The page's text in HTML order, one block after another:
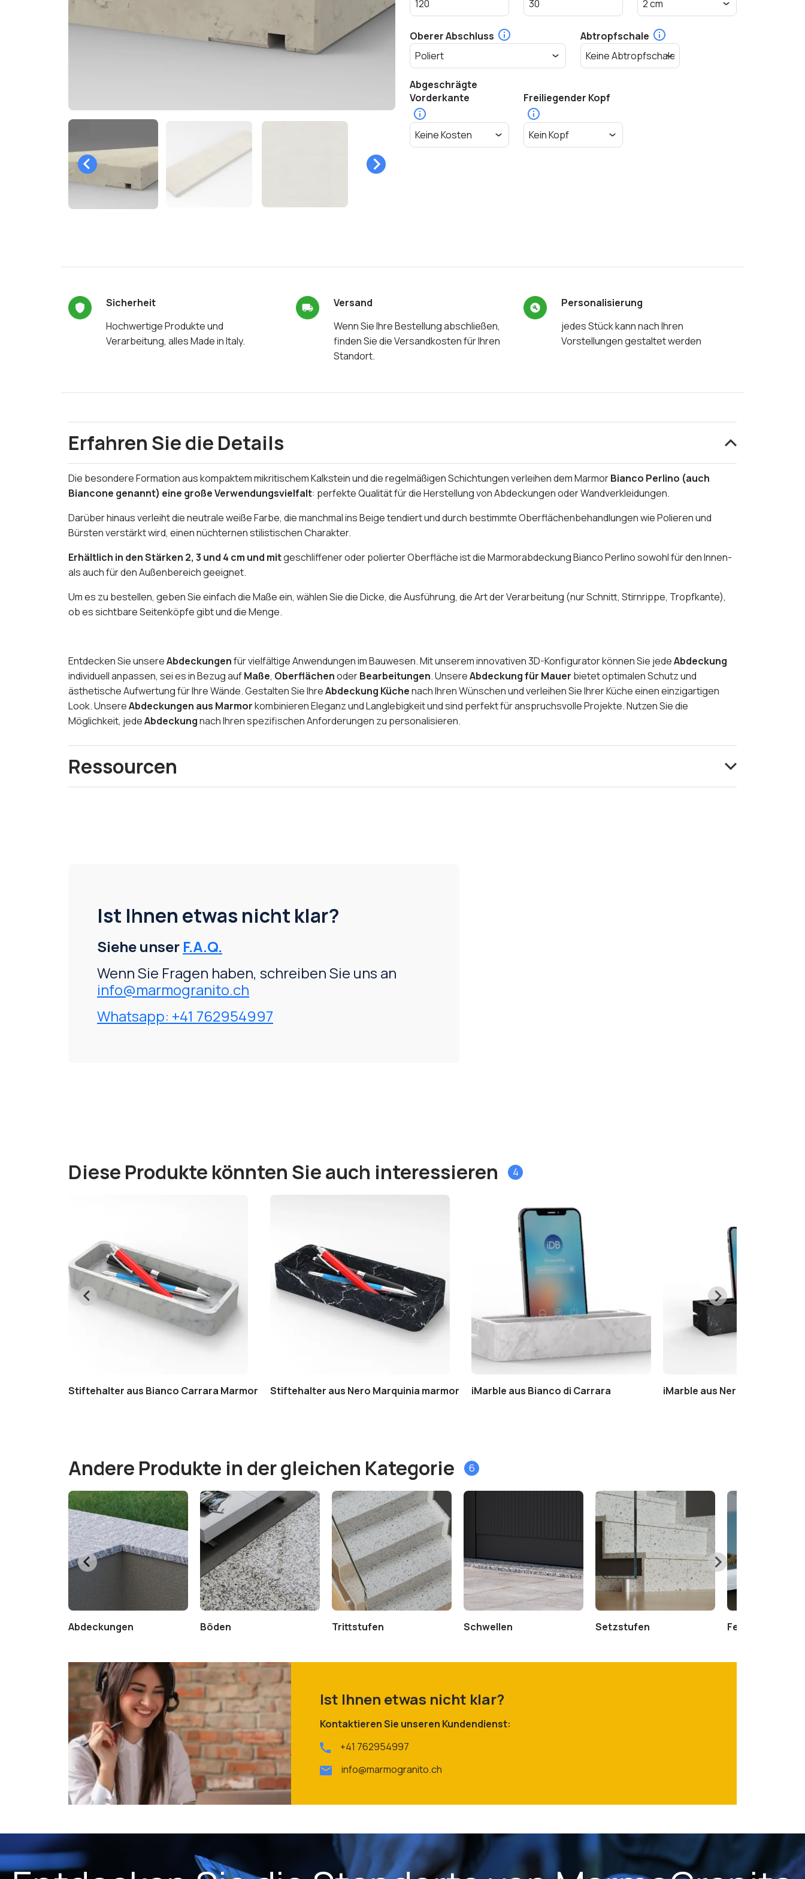
Oberer Abschluss Abtropfschale
Abgeschrägte
Vorderkante
Freiliegender Kopf
Sicherheit
Hochwertige Produkte und
Verarbeitung, alles Made in Italy.
Versand
Wenn Sie Ihre Bestellung abschließen,
finden Sie die Versandkosten für Ihren
Standort.
Personalisierung
jedes Stück kann nach Ihren
Vorstellungen gestaltet werden
Erfahren Sie die Details
Die besondere Formation aus kompaktem mikritischem Kalkstein und die regelmäßigen Schichtungen verleihen dem MarmorBianco Perlino (auch
Biancone genannt) eine große Verwendungsvielfalt: perfekte Qualität für die Herstellung von Abdeckungen oder Wandverkleidungen.
Darüber hinaus verleiht die neutrale weiße Farbe, die manchmal ins Beige tendiert und durch bestimmte Oberflächenbehandlungen wie Polieren und
Bürsten verstärkt wird, einen nüchternen stilistischen Charakter.
Erhältlich in den Stärken 2, 3 und 4 cm und mitgeschliffener oder polierter Oberfläche ist die Marmorabdeckung Bianco Perlino sowohl für den Innen-
als auch für den Außenbereich geeignet.
Um es zu bestellen, geben Sie einfach die Maße ein, wählen Sie die Dicke, die Ausführung, die Art der Verarbeitung (nur Schnitt, Stirnrippe, Tropfkante),
ob es sichtbare Seitenköpfe gibt und die Menge.
Entdecken Sie unsereAbdeckungenfür vielfältige Anwendungen im Bauwesen. Mit unserem innovativen 3D-Konfigurator können Sie jedeAbdeckung
individuell anpassen, sei es in Bezug aufMaße, OberflächenoderBearbeitungen. UnsereAbdeckung für Mauer bietet optimalen Schutz und
ästhetische Aufwertung für Ihre Wände. Gestalten Sie IhreAbdeckung Küchenach Ihren Wünschen und verleihen Sie Ihrer Küche einen einzigartigen
Look. UnsereAbdeckungen aus Marmorkombinieren Eleganz und Langlebigkeit und sind perfekt für anspruchsvolle Projekte. Nutzen Sie die
Möglichkeit, jedeAbdeckungnach Ihren spezifischen Anforderungen zu personalisieren.
Ressourcen
Ist Ihnen etwas nicht klar?
Siehe unser F.A.Q.
Wenn Sie Fragen haben, schreiben Sie uns an
info@marmogranito.ch
Whatsapp: +41 762954997
Diese Produkte könnten Sie auch interessieren 4
Stiftehalter aus Bianco Carrara Marmor Stiftehalter aus Nero Marquinia marmor iMarble aus Bianco di Carrara iMarble aus Nero Marquinia
Andere Produkte in der gleichen Kategorie 6
Abdeckungen Böden Trittstufen Schwellen Setzstufen Fensterbänke
Ist Ihnen etwas nicht klar?
Kontaktieren Sie unseren Kundendienst:
+41 762954997
info@marmogranito.ch